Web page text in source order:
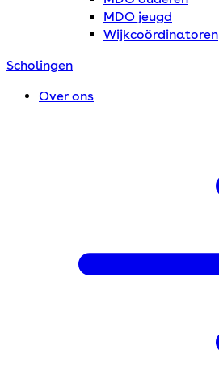
MDO jeugd
Wijkcoördinatoren
Scholingen
Over ons